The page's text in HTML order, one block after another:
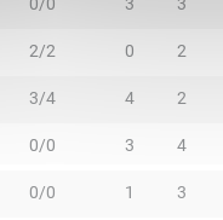
2/2 0 2
3/4 4 2
0/0 3 4
0/0 1 3